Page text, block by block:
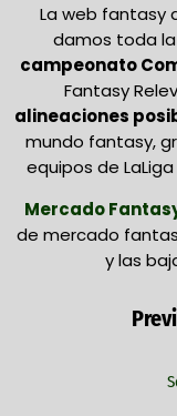
La web fantasy
damos toda
campeonato
Fantasy
alineaciones
mundo fantasy,
equipos de
Mercado
de mercado
y las